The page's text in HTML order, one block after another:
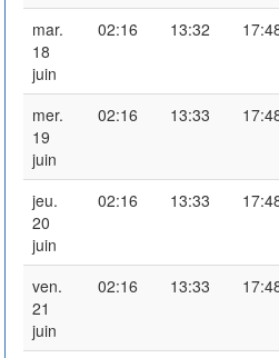
mar.
18
juin
02:16 13:32
mer.
19
juin
02:16 13:33
jeu.
20
juin
02:16 13:33
ven.
21
juin
02:16 13:33